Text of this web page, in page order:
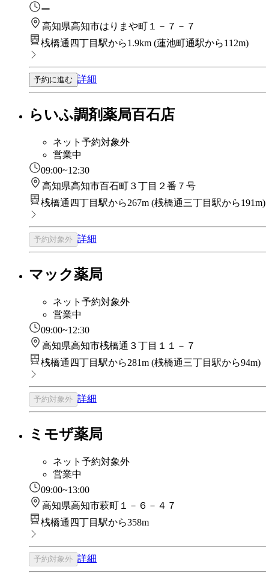
ー
高知県高知市はりまや町１－７－７
桟橋通四丁目駅から1.9km (蓮池町通駅から112m)
予約に進む 詳細
らいふ調剤薬局百石店
ネット予約対象外
営業中
09:00~12:30
高知県高知市百石町３丁目２番７号
桟橋通四丁目駅から267m (桟橋通三丁目駅から191m)
予約対象外 詳細
マック薬局
ネット予約対象外
営業中
09:00~12:30
高知県高知市桟橋通３丁目１１－７
桟橋通四丁目駅から281m (桟橋通三丁目駅から94m)
予約対象外 詳細
ミモザ薬局
ネット予約対象外
営業中
09:00~13:00
高知県高知市萩町１－６－４７
桟橋通四丁目駅から358m
予約対象外 詳細